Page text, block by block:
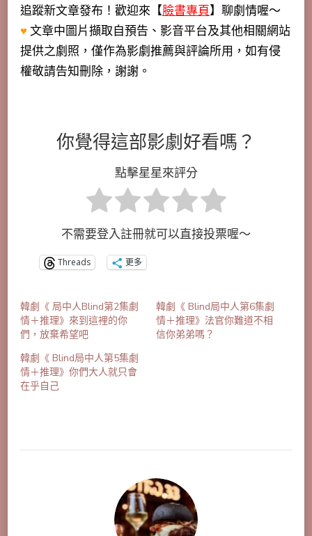
追蹤新文章發布！歡迎來【臉書專頁】聊劇情喔～
♥文章中圖片擷取自預告、影音平台及其他相關網站
提供之劇照，僅作為影劇推薦與評論所用，如有侵
權敬請告知刪除，謝謝。
你覺得這部影劇好看嗎？
點擊星星來評分
不需要登入註冊就可以直接投票喔～
Threads 更多
韓劇《 局中人Blind第2集劇
情＋推理》來到這裡的你
們，放棄希望吧
韓劇《 Blind局中人第6集劇
情＋推理》法官你難道不相
信你弟弟嗎？
韓劇《 Blind局中人第5集劇
情＋推理》你們大人就只會
在乎自己